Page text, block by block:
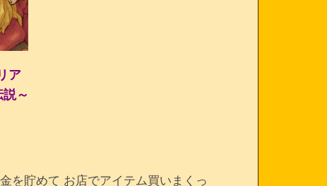
ア
～
を貯めて お店でアイテム買いまくっ